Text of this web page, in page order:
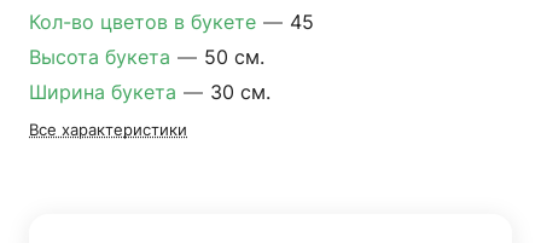
Кол-во цветов в букете — 45
Высота букета — 50 см.
Ширина букета — 30 см.
Все характеристики